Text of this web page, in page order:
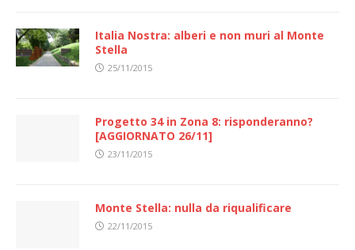
Italia Nostra: alberi e non muri al Monte
Stella
25/11/2015
Progetto 34 in Zona 8: risponderanno?
[AGGIORNATO 26/11]
23/11/2015
Monte Stella: nulla da riqualificare
22/11/2015